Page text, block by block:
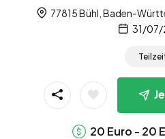
77815 Bühl, Baden-
31/
20 Euro - 20